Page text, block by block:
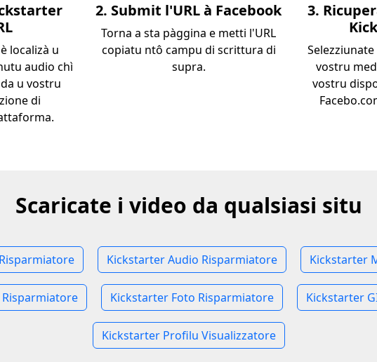
localizà u
audio chì
u vostru
di
2. Submit l'URL à Facebook
Torna a sta pàggina e metti l'URL
copiatu ntô campu di scrittura di
supra.
3.
vostru
vostru
Scaricate i video da qualsiasi situ
Kickstarter Audio Risparmiatore Kickstarter
Kickstarter Foto Risparmiatore Kickstarter
Kickstarter Profilu Visualizzatore